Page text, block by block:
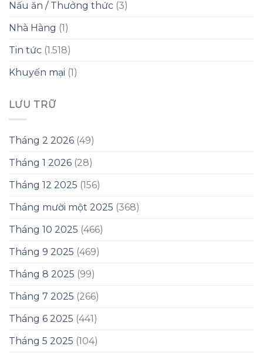
Nấu ăn / Thưởng thức (3)
Nhà Hàng (1)
Tin tức (1.518)
Khuyến mại (1)
LƯU TRỮ
Tháng 2 2026 (49)
Tháng 1 2026 (28)
Tháng 12 2025 (156)
Tháng mười một 2025 (368)
Tháng 10 2025 (466)
Tháng 9 2025 (469)
Tháng 8 2025 (99)
Tháng 7 2025 (266)
Tháng 6 2025 (441)
Tháng 5 2025 (104)